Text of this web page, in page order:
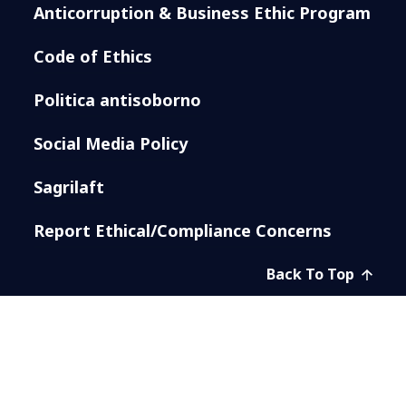
Anticorruption & Business Ethic Program
Code of Ethics
Politica antisoborno
Social Media Policy
Sagrilaft
Report Ethical/Compliance Concerns
Back To Top